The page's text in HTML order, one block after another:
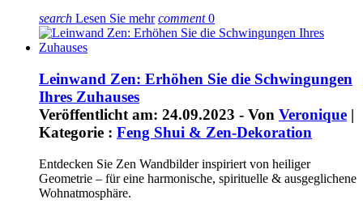
search Lesen Sie mehr comment0
Leinwand Zen: Erhöhen Sie die Schwingungen
Ihres Zuhauses
Veröffentlicht am: 24.09.2023 - Von Veronique |
Kategorie : Feng Shui & Zen-Dekoration
Entdecken Sie Zen Wandbilder inspiriert von heiliger
Geometrie – für eine harmonische, spirituelle & ausgeglichene
Wohnatmosphäre.